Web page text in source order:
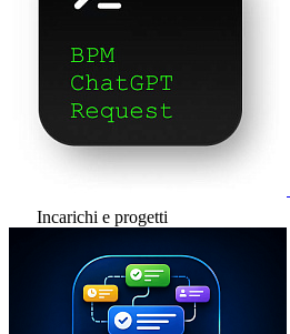
Incarichi e progetti